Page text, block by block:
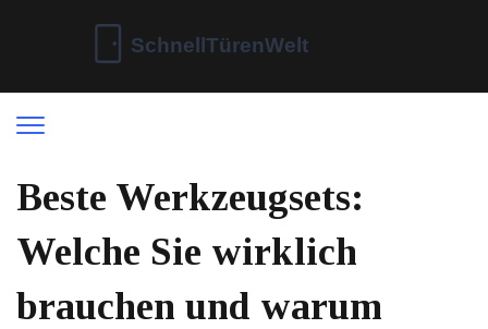
Beste Werkzeugsets:
Welche Sie wirklich
brauchen und warum